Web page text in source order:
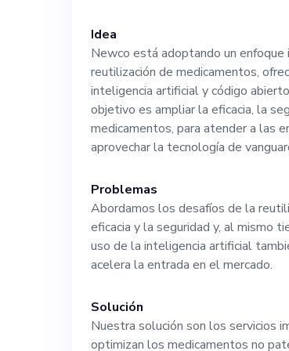
mercado
en el uso
aumento
próximos
líder en
Idea
Newco está adoptando un enfoque
reutilización de medicamentos,
inteligencia artificial y código
objetivo es ampliar la eficacia, la
medicamentos, para atender a las
aprovechar la tecnología de
Problemas
Abordamos los desafíos de la
eficacia y la seguridad y, al mismo
uso de la inteligencia artificial
acelera la entrada en el mercado.
Solución
Nuestra solución son los servicios
optimizan los medicamentos no